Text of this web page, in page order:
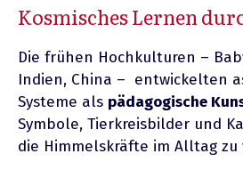
Kosmisches Lernen
Die frühen Hochkulturen –
Indien, China – entwickelten
Systeme als pädagogische
Symbole, Tierkreisbilder und
die Himmelskräfte im Alltag zu